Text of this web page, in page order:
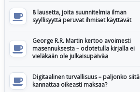
8 lausetta, joita suunnitelmia ilman
syyllisyyttä peruvat ihmiset käyttävät
George R.R. Martin kertoo avoimesti
masennuksesta – odotetulla kirjalla ei
vieläkään ole julkaisupäivää
Digitaalinen turvallisuus – paljonko siitä
kannattaa oikeasti maksaa?